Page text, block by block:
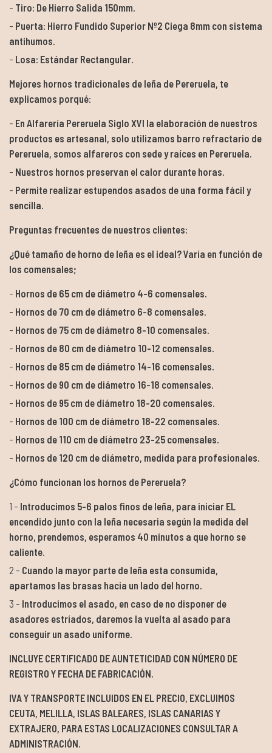
Tiro: De Hierro Salida 150mm.
Puerta: Hierro Fundido Superior Nº2 Ciega 8mm con sistema
antihumos.
Losa: Estándar Rectangular.
Mejores hornos tradicionales de leña de Pereruela, te
explicamos porqué:
En Alfarería Pereruela Siglo XVI la elaboración de nuestros
productos es artesanal, solo utilizamos barro refractario de
Pereruela, somos alfareros con sede y raíces en Pereruela.
Nuestros hornos preservan el calor durante horas.
Permite realizar estupendos asados de una forma fácil y
sencilla.
Preguntas frecuentes de nuestros clientes:
¿Qué tamaño de horno de leña es el ideal? Varía en función de
los comensales;
Hornos de 65 cm de diámetro 4-6 comensales.
Hornos de 70 cm de diámetro 6-8 comensales.
Hornos de 75 cm de diámetro 8-10 comensales.
Hornos de 80 cm de diámetro 10-12 comensales.
Hornos de 85 cm de diámetro 14-16 comensales.
Hornos de 90 cm de diámetro 16-18 comensales.
Hornos de 95 cm de diámetro 18-20 comensales.
Hornos de 100 cm de diámetro 18-22 comensales.
Hornos de 110 cm de diámetro 23-25 comensales.
Hornos de 120 cm de diámetro, medida para profesionales.
¿Cómo funcionan los hornos de Pereruela?
Introducimos 5-6 palos finos de leña, para iniciar EL
encendido junto con la leña necesaria según la medida del
horno, prendemos, esperamos 40 minutos a que horno se
caliente.
Cuando la mayor parte de leña esta consumida,
apartamos las brasas hacia un lado del horno.
Introducimos el asado, en caso de no disponer de
asadores estríados, daremos la vuelta al asado para
conseguir un asado uniforme.
INCLUYE CERTIFICADO DE AUNTETICIDAD CON NÚMERO DE
REGISTRO Y FECHA DE FABRICACIÓN.
IVA Y TRANSPORTE INCLUIDOS EN EL PRECIO, EXCLUIMOS
CEUTA, MELILLA, ISLAS BALEARES, ISLAS CANARIAS Y
EXTRAJERO, PARA ESTAS LOCALIZACIONES CONSULTAR A
ADMINISTRACIÓN.